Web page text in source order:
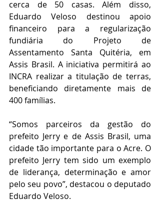
cerca de 50 casas. Além disso,
Eduardo Veloso destinou apoio
financeiro para a regularização
fundiária do Projeto de
Assentamento Santa Quitéria, em
Assis Brasil. A iniciativa permitirá ao
INCRA realizar a titulação de terras,
beneficiando diretamente mais de
400 famílias.
“Somos parceiros da gestão do
prefeito Jerry e de Assis Brasil, uma
cidade tão importante para o Acre. O
prefeito Jerry tem sido um exemplo
de liderança, determinação e amor
pelo seu povo”, destacou o deputado
Eduardo Veloso.